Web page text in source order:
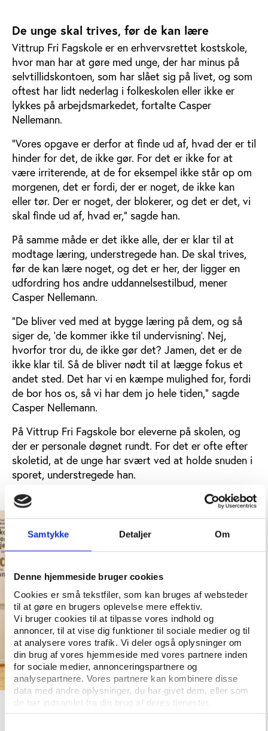
Samtykke Detaljer Om
Denne hjemmeside bruger cookies
Cookies er små tekstfiler, som kan bruges af websteder
til at gøre en brugers oplevelse mere effektiv.
Vi bruger cookies til at tilpasse vores indhold og
annoncer, til at vise dig funktioner til sociale medier og til
at analysere vores trafik. Vi deler også oplysninger om
din brug af vores hjemmeside med vores partnere inden
for sociale medier, annonceringspartnere og
analysepartnere. Vores partnere kan kombinere disse
data med andre oplysninger, du har givet dem, eller som
de har indsamlet fra din brug af deres tjenester.
De unge skal trives, før de kan lære
Vittrup Fri Fagskole er en erhvervsrettet kostskole,
hvor man har at gøre med unge, der har minus på
selvtillidskontoen, som har slået sig på livet, og som
oftest har lidt nederlag i folkeskolen eller ikke er
lykkes på arbejdsmarkedet, fortalte Casper
Nellemann.
”Vores opgave er derfor at finde ud af, hvad der er til
hinder for det, de ikke gør. For det er ikke for at
være irriterende, at de for eksempel ikke står op om
morgenen, det er fordi, der er noget, de ikke kan
eller tør. Der er noget, der blokerer, og det er det, vi
skal finde ud af, hvad er,” sagde han.
På samme måde er det ikke alle, der er klar til at
modtage læring, understregede han. De skal trives,
før de kan lære noget, og det er her, der ligger en
udfordring hos andre uddannelsestilbud, mener
Casper Nellemann.
”De bliver ved med at bygge læring på dem, og så
siger de, ’de kommer ikke til undervisning’. Nej,
hvorfor tror du, de ikke gør det? Jamen, det er de
ikke klar til. Så de bliver nødt til at lægge fokus et
andet sted. Det har vi en kæmpe mulighed for, fordi
de bor hos os, så vi har dem jo hele tiden,” sagde
Casper Nellemann.
På Vittrup Fri Fagskole bor eleverne på skolen, og
der er personale døgnet rundt. For det er ofte efter
skoletid, at de unge har svært ved at holde snuden i
sporet, understregede han.
Casper Nellemann holdt oplæg på Vifos
folkeoplysningskonference 2023. Foto: Vifo